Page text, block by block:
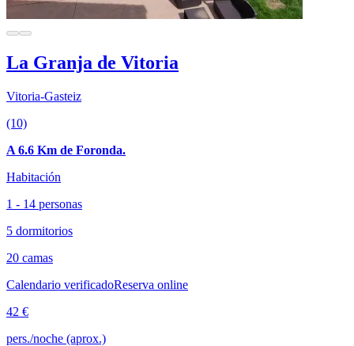
La Granja de Vitoria
Vitoria-Gasteiz
(10)
A 6.6 Km de Foronda.
Habitación
1 - 14 personas
5 dormitorios
20 camas
Calendario verificadoReserva online
42 €
pers./noche (aprox.)